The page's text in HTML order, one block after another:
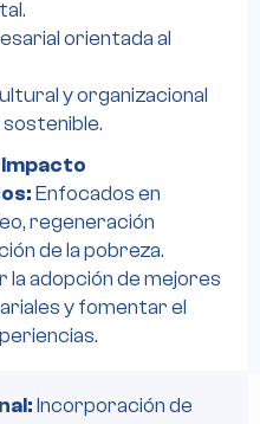
orientada al
y organizacional
Enfocados en
regeneración
de la pobreza.
la adopción de mejores
y fomentar el
Incorporación de